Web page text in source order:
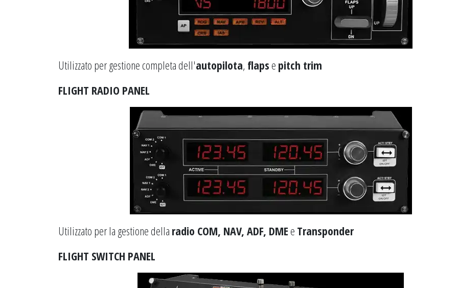
Utilizzato per gestione completa dell'autopilota, flaps e pitch trim
FLIGHT RADIO PANEL
Utilizzato per la gestione della radio COM, NAV, ADF, DME e Transponder
FLIGHT SWITCH PANEL